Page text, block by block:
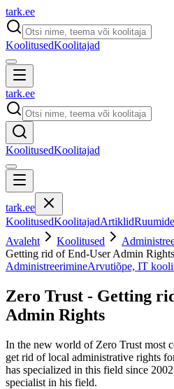
tark.ee
KoolitusedKoolitajad
tark.ee
KoolitusedKoolitajad
tark.ee
KoolitusedKoolitajadArtiklid
Avaleht
Koolitused
Getting rid of End-User Admin Rights
AdministreerimineArvutiõpe, IT
Zero Trust - Getting
Admin Rights
In the new world of Zero Trust most
get rid of local administrative rights
has specialized in this field since
specialist in his field.